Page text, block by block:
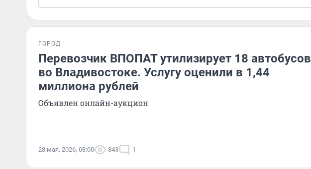
ГОРОД
Перевозчик ВПОПАТ утилизирует 18 автобусов
во Владивостоке. Услугу оценили в 1,44
миллиона рублей
Объявлен онлайн-аукцион
28 мая, 2026, 08:00 843 1